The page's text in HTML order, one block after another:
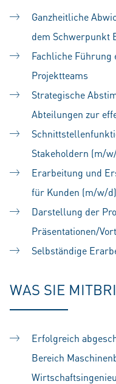
Ganzheitliche
dem Schwerpunkt
Fachliche Führung
Projektteams
Strategische
Abteilungen zur
Stakeholdern (m/
Erarbeitung und
für Kunden (m/w/
Darstellung der
Präsentationen/
Selbständige
WAS SIE
Erfolgreich
Bereich